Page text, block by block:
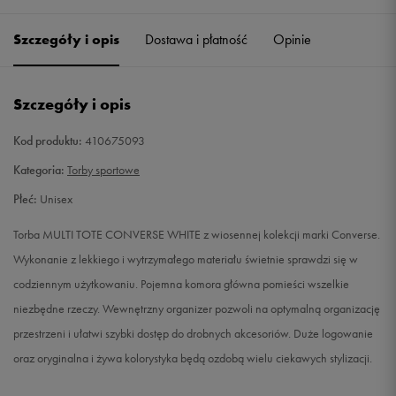
Szczegóły i opis Dostawa i płatność Opinie
Szczegóły i opis
Kod produktu: 410675093
Kategoria: Torby sportowe
Płeć: Unisex
Torba MULTI TOTE CONVERSE WHITE z wiosennej kolekcji marki Converse.
Wykonanie z lekkiego i wytrzymałego materiału świetnie sprawdzi się w
codziennym użytkowaniu. Pojemna komora główna pomieści wszelkie
niezbędne rzeczy. Wewnętrzny organizer pozwoli na optymalną organizację
przestrzeni i ułatwi szybki dostęp do drobnych akcesoriów. Duże logowanie
oraz oryginalna i żywa kolorystyka będą ozdobą wielu ciekawych stylizacji.